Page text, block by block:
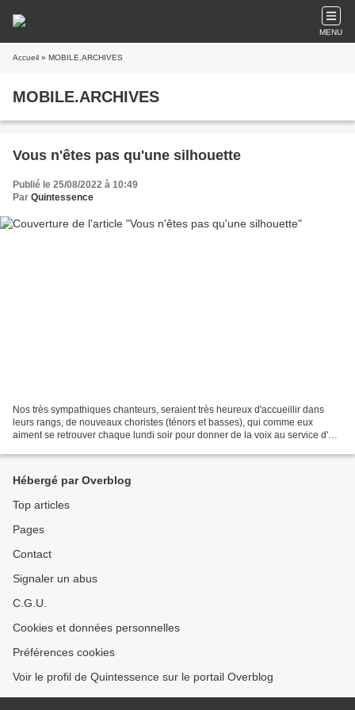
MENU
Accueil » MOBILE.ARCHIVES
MOBILE.ARCHIVES
Vous n'êtes pas qu'une silhouette
Publié le 25/08/2022 à 10:49
Par Quintessence
Nos très sympathiques chanteurs, seraient très heureux d'accueillir dans
leurs rangs, de nouveaux choristes (ténors et basses), qui comme eux
aiment se retrouver chaque lundi soir pour donner de la voix au service d'un
Hébergé par Overblog
Top articles
Pages
Contact
Signaler un abus
C.G.U.
Cookies et données personnelles
Préférences cookies
Voir le profil de Quintessence sur le portail Overblog